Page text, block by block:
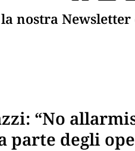
nostra
“No
parte degli